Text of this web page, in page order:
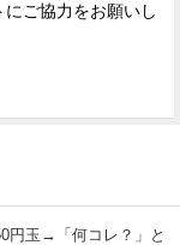
ご協力をお願いし
円玉→「何コレ？」と